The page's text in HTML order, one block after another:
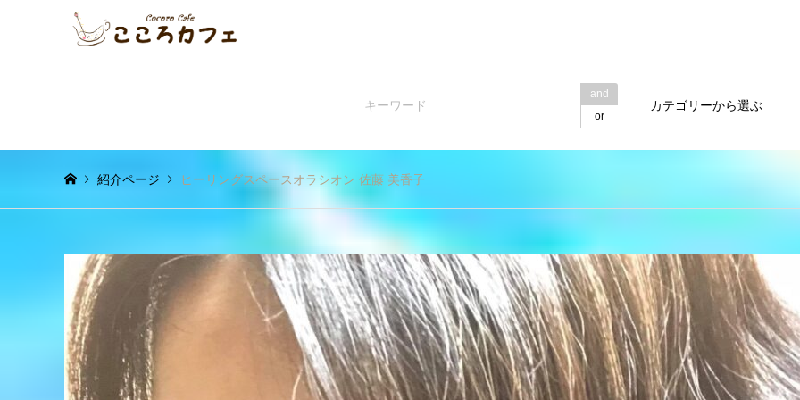
and
or
カテゴリーから選ぶ
紹介ページ ヒーリングスペースオラシオン 佐藤 美香子